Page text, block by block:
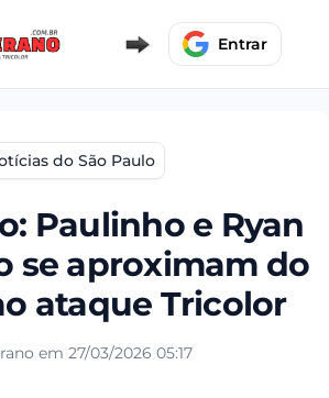
Entrar
do São Paulo
Paulinho e Ryan
se aproximam do
ataque Tricolor
em 27/03/2026 05:17